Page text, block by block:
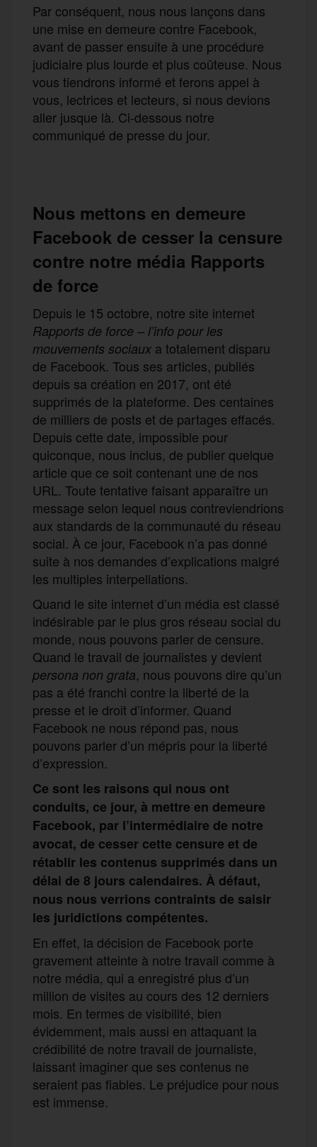
Par conséquent, nous nous lançons dans
une mise en demeure contre Facebook,
avant de passer ensuite à une procédure
judiciaire plus lourde et plus coûteuse. Nous
vous tiendrons informé et ferons appel à
vous, lectrices et lecteurs, si nous devions
aller jusque là. Ci-dessous notre
communiqué de presse du jour.
Nous mettons en demeure
Facebook de cesser la censure
contre notre média Rapports
de force
Depuis le 15 octobre, notre site internet
Rapports de force – l’info pour les
mouvements sociaux a totalement disparu
de Facebook. Tous ses articles, publiés
depuis sa création en 2017, ont été
supprimés de la plateforme. Des centaines
de milliers de posts et de partages effacés.
Depuis cette date, impossible pour
quiconque, nous inclus, de publier quelque
article que ce soit contenant une de nos
URL. Toute tentative faisant apparaître un
message selon lequel nous contreviendrions
aux standards de la communauté du réseau
social. À ce jour, Facebook n’a pas donné
suite à nos demandes d’explications malgré
les multiples interpellations.
Quand le site internet d’un média est classé
indésirable par le plus gros réseau social du
monde, nous pouvons parler de censure.
Quand le travail de journalistes y devient
persona non grata, nous pouvons dire qu’un
pas a été franchi contre la liberté de la
presse et le droit d’informer. Quand
Facebook ne nous répond pas, nous
pouvons parler d’un mépris pour la liberté
d’expression.
Ce sont les raisons qui nous ont
conduits, ce jour, à mettre en demeure
Facebook, par l’intermédiaire de notre
avocat, de cesser cette censure et de
rétablir les contenus supprimés dans un
délai de 8 jours calendaires. À défaut,
nous nous verrions contraints de saisir
les juridictions compétentes.
En effet, la décision de Facebook porte
gravement atteinte à notre travail comme à
notre média, qui a enregistré plus d’un
million de visites au cours des 12 derniers
mois. En termes de visibilité, bien
évidemment, mais aussi en attaquant la
crédibilité de notre travail de journaliste,
laissant imaginer que ses contenus ne
seraient pas fiables. Le préjudice pour nous
est immense.